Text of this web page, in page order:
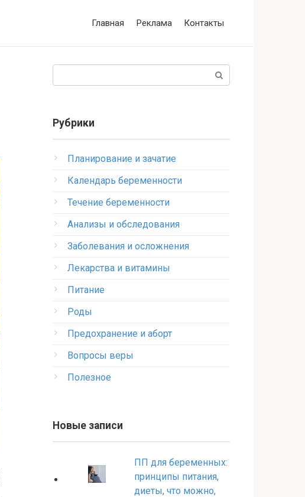
Главная Реклама Контакты
Рубрики
Планирование и зачатие
Календарь беременности
Течение беременности
Анализы и обследования
Заболевания и осложнения
Лекарства и витамины
Питание
Роды
Предохранение и аборт
Вопросы веры
Полезное
Новые записи
ПП для беременных:
принципы питания,
диеты, что можно,